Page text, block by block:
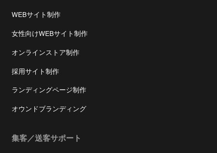
WEBサイト制作
女性向けWEBサイト制作
オンラインストア制作
採用サイト制作
ランディングページ制作
オウンドブランディング
集客／送客サポート